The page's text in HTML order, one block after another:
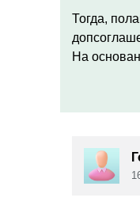
Тогда,
На